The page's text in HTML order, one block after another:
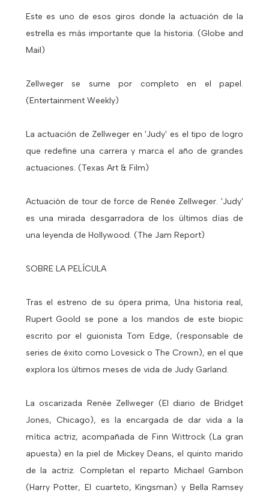
Este es uno de esos giros donde la actuación de la
estrella es más importante que la historia. (Globe and
Mail)
Zellweger se sume por completo en el papel.
(Entertainment Weekly)
La actuación de Zellweger en 'Judy' es el tipo de logro
que redefine una carrera y marca el año de grandes
actuaciones. (Texas Art & Film)
Actuación de tour de force de Renée Zellweger. 'Judy'
es una mirada desgarradora de los últimos días de
una leyenda de Hollywood. (The Jam Report)
SOBRE LA PELÍCULA
Tras el estreno de su ópera prima, Una historia real,
Rupert Goold se pone a los mandos de este biopic
escrito por el guionista Tom Edge, (responsable de
series de éxito como Lovesick o The Crown), en el que
explora los últimos meses de vida de Judy Garland.
La oscarizada Renée Zellweger (El diario de Bridget
Jones, Chicago), es la encargada de dar vida a la
mítica actriz, acompañada de Finn Wittrock (La gran
apuesta) en la piel de Mickey Deans, el quinto marido
de la actriz. Completan el reparto Michael Gambon
(Harry Potter, El cuarteto, Kingsman) y Bella Ramsey